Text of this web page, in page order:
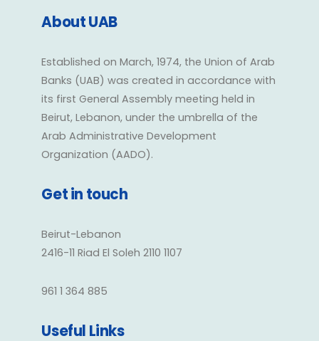
About UAB
Established on March, 1974, the Union of Arab
Banks (UAB) was created in accordance with
its first General Assembly meeting held in
Beirut, Lebanon, under the umbrella of the
Arab Administrative Development
Organization (AADO).
Get in touch
Beirut-Lebanon
2416-11 Riad El Soleh 2110 1107
961 1 364 885
Useful Links